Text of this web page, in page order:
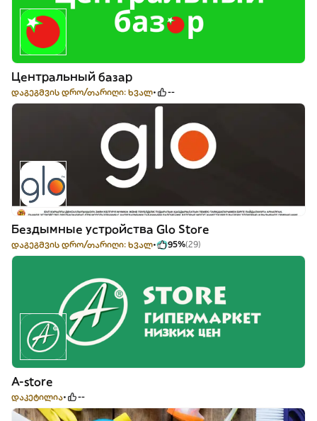
Центральный базар
დაგეგმვის დრო/თარიღი: ხვალ --
Бездымные устройства Glo Store
დაგეგმვის დრო/თარიღი: ხვალ 95%(29)
A-store
დაკეტილია --